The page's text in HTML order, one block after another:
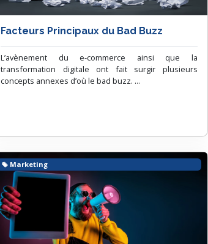
Facteurs Principaux du Bad Buzz
L’avènement du e-commerce ainsi que la
transformation digitale ont fait surgir plusieurs
concepts annexes d’où le bad buzz. ...
Marketing